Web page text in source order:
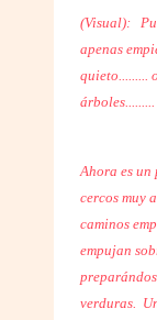
(Visual):
apenas
quieto.........
Ahora es un
cercos muy
caminos
empujan
verduras.